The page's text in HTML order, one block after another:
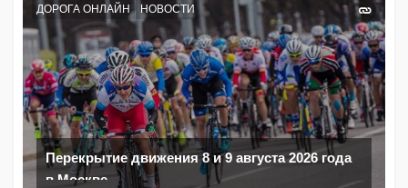
ДОРОГА ОНЛАЙН НОВОСТИ
Перекрытие движения 8 и 9 августа 2026 года
в Москве